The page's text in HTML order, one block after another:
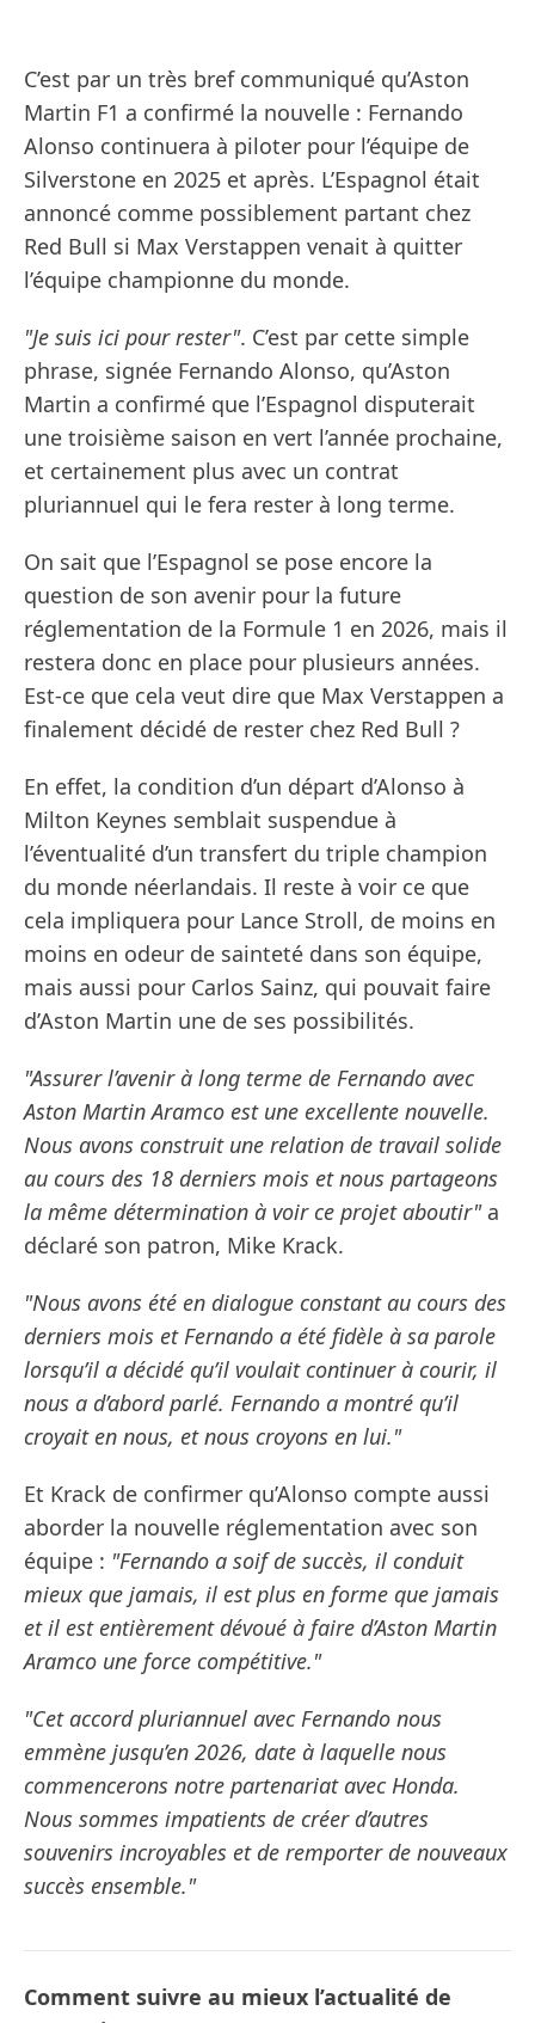
C’est par un très bref communiqué qu’Aston
Martin F1 a confirmé la nouvelle : Fernando
Alonso continuera à piloter pour l’équipe de
Silverstone en 2025 et après. L’Espagnol était
annoncé comme possiblement partant chez
Red Bull si Max Verstappen venait à quitter
l’équipe championne du monde.
"Je suis ici pour rester". C’est par cette simple
phrase, signée Fernando Alonso, qu’Aston
Martin a confirmé que l’Espagnol disputerait
une troisième saison en vert l’année prochaine,
et certainement plus avec un contrat
pluriannuel qui le fera rester à long terme.
On sait que l’Espagnol se pose encore la
question de son avenir pour la future
réglementation de la Formule 1 en 2026, mais il
restera donc en place pour plusieurs années.
Est-ce que cela veut dire que Max Verstappen a
finalement décidé de rester chez Red Bull ?
En effet, la condition d’un départ d’Alonso à
Milton Keynes semblait suspendue à
l’éventualité d’un transfert du triple champion
du monde néerlandais. Il reste à voir ce que
cela impliquera pour Lance Stroll, de moins en
moins en odeur de sainteté dans son équipe,
mais aussi pour Carlos Sainz, qui pouvait faire
d’Aston Martin une de ses possibilités.
"Assurer l’avenir à long terme de Fernando avec
Aston Martin Aramco est une excellente nouvelle.
Nous avons construit une relation de travail solide
au cours des 18 derniers mois et nous partageons
la même détermination à voir ce projet aboutir" a
déclaré son patron, Mike Krack.
"Nous avons été en dialogue constant au cours des
derniers mois et Fernando a été fidèle à sa parole
lorsqu’il a décidé qu’il voulait continuer à courir, il
nous a d’abord parlé. Fernando a montré qu’il
croyait en nous, et nous croyons en lui."
Et Krack de confirmer qu’Alonso compte aussi
aborder la nouvelle réglementation avec son
équipe : "Fernando a soif de succès, il conduit
mieux que jamais, il est plus en forme que jamais
et il est entièrement dévoué à faire d’Aston Martin
Aramco une force compétitive."
"Cet accord pluriannuel avec Fernando nous
emmène jusqu’en 2026, date à laquelle nous
commencerons notre partenariat avec Honda.
Nous sommes impatients de créer d’autres
souvenirs incroyables et de remporter de nouveaux
succès ensemble."
Comment suivre au mieux l’actualité de